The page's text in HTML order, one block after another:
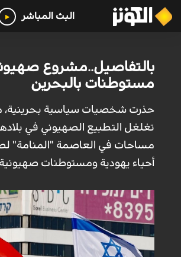
البث المباشر
بالتفاصيل..مشروع
مستوطنات بالبحرين
حذرت شخصيات سياسية بحرينية،
تغلغل التطبيع الصهيوني في
‏مساحات في العاصمة "المنامة"
أحياء يهودية ومستوطنات صهيونية